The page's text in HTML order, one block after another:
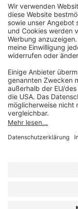
service@forum-
Mo-Do 07:30 -
Fr 07:30 - 15:00 Uhr
Impressum
Datenschutz
AGB und
Erklärung zur